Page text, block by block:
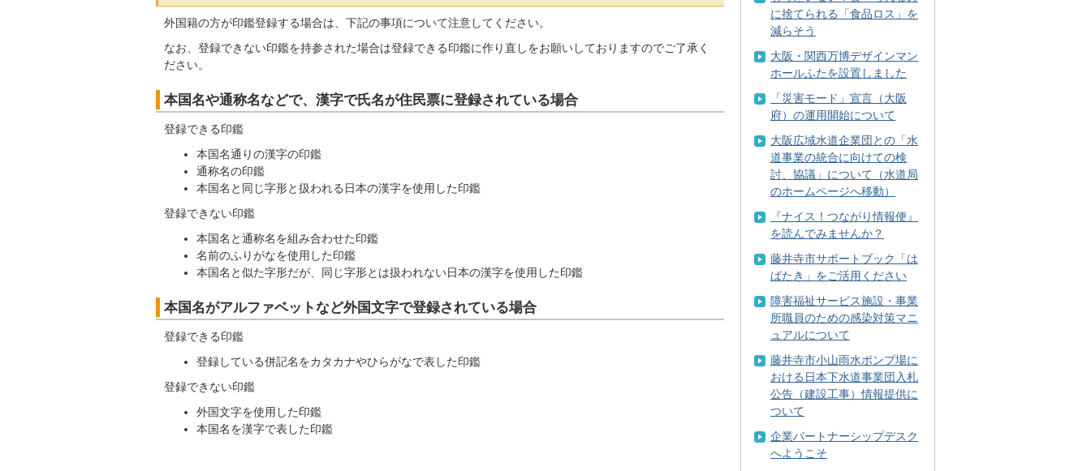
外国籍の方が印鑑登録する場合は、下記の事項について注意してください。
なお、登録できない印鑑を持参された場合は登録できる印鑑に作り直しをお願いしておりますのでご了承く
ださい。
本国名や通称名などで、漢字で氏名が住民票に登録されている場合
登録できる印鑑
本国名通りの漢字の印鑑
通称名の印鑑
本国名と同じ字形と扱われる日本の漢字を使用した印鑑
登録できない印鑑
本国名と通称名を組み合わせた印鑑
名前のふりがなを使用した印鑑
本国名と似た字形だが、同じ字形とは扱われない日本の漢字を使用した印鑑
本国名がアルファベットなど外国文字で登録されている場合
登録できる印鑑
登録している併記名をカタカナやひらがなで表した印鑑
登録できない印鑑
外国文字を使用した印鑑
本国名を漢字で表した印鑑
に捨てられる「食品ロス」を
減らそう
大阪・関西万博デザインマン
ホールふたを設置しました
「災害モード」宣言（大阪
府）の運用開始について
大阪広域水道企業団との「水
道事業の統合に向けての検
討、協議」について（水道局
のホームページへ移動）
『ナイス！つながり情報便』
を読んでみませんか？
藤井寺市サポートブック「は
ばたき」をご活用ください
障害福祉サービス施設・事業
所職員のための感染対策マニ
ュアルについて
藤井寺市小山雨水ポンプ場に
おける日本下水道事業団入札
公告（建設工事）情報提供に
ついて
企業パートナーシップデスク
へようこそ